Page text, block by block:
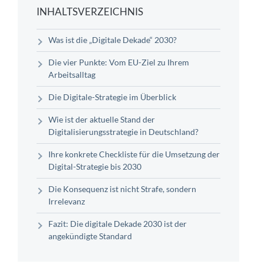
INHALTSVERZEICHNIS
Was ist die „Digitale Dekade“ 2030?
Die vier Punkte: Vom EU-Ziel zu Ihrem
Arbeitsalltag
Die Digitale-Strategie im Überblick
Wie ist der aktuelle Stand der
Digitalisierungsstrategie in Deutschland?
Ihre konkrete Checkliste für die Umsetzung der
Digital-Strategie bis 2030
Die Konsequenz ist nicht Strafe, sondern
Irrelevanz
Fazit: Die digitale Dekade 2030 ist der
angekündigte Standard